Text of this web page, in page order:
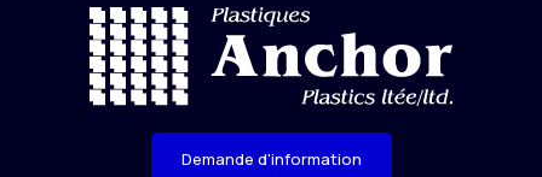
Demande d'information